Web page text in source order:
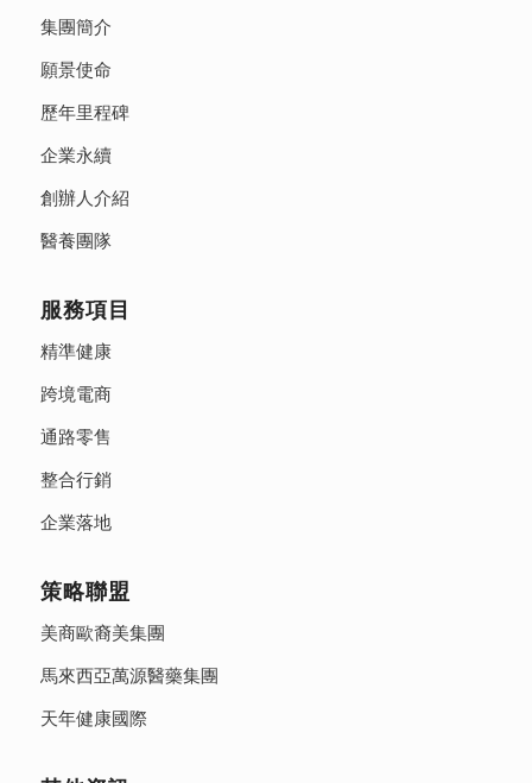
集團簡介
願景使命
歷年里程碑
企業永續
創辦人介紹
醫養團隊
服務項目
精準健康
跨境電商
通路零售
整合行銷
企業落地
策略聯盟
美商歐裔美集團
馬來西亞萬源醫藥集團
天年健康國際